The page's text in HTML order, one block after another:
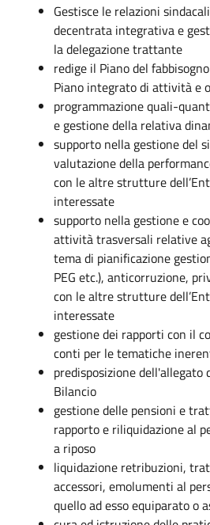
Gestisce le relazioni
decentrata integrativa e
la delegazione trattante
redige il Piano del
Piano integrato di attività e
programmazione quali-
e gestione della relativa
supporto nella gestione del
valutazione della
con le altre strutture
interessate
supporto nella gestione e
attività trasversali relative
tema di pianificazione
PEG etc.), anticorruzione,
con le altre strutture
interessate
gestione dei rapporti con il
conti per le tematiche
predisposizione dell'allegato
Bilancio
gestione delle pensioni e
rapporto e riliquidazione al
a riposo
liquidazione retribuzioni,
accessori, emolumenti al
quello ad esso equiparato o